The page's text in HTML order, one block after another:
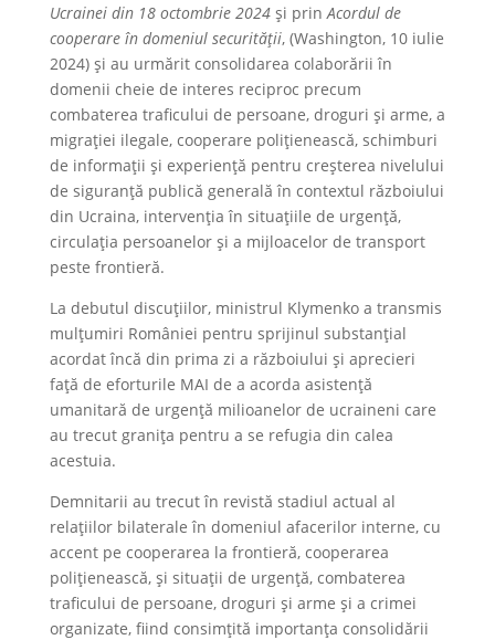
Ucrainei din 18 octombrie 2024și prin Acordul de
cooperare în domeniul securității, (Washington, 10 iulie
2024) și au urmărit consolidarea colaborării în
domenii cheie de interes reciproc precum
combaterea traficului de persoane, droguri și arme, a
migrației ilegale, cooperare polițienească, schimburi
de informații și experiență pentru creșterea nivelului
de siguranță publică generală în contextul războiului
din Ucraina, intervenția în situațiile de urgență,
circulația persoanelor și a mijloacelor de transport
peste frontieră.
La debutul discuțiilor, ministrul Klymenko a transmis
mulțumiri României pentru sprijinul substanțial
acordat încă din prima zi a războiului și aprecieri
față de eforturile MAI de a acorda asistență
umanitară de urgență milioanelor de ucraineni care
au trecut granița pentru a se refugia din calea
acestuia.
Demnitarii au trecut în revistă stadiul actual al
relațiilor bilaterale în domeniul afacerilor interne, cu
accent pe cooperarea la frontieră, cooperarea
polițienească, și situații de urgență, combaterea
traficului de persoane, droguri și arme și a crimei
organizate, fiind consimțită importanța consolidării